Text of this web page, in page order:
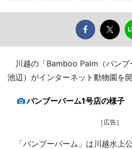
川越の「Bamboo Palm（バンブ
池辺）がインターネット動物園を開
バンブーパーム1号店の様子
［広告］
「バンブーパーム」は川越水上